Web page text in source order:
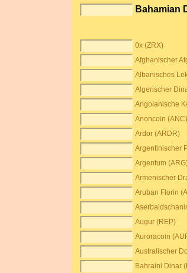
Bahamian
0x (ZRX)
Afghanischer
Albanisches
Algerischer
Angolanische
Anoncoin (ANC)
Ardor (ARDR)
Argentinischer
Argentum
Armenischer
Aruban Florin
Augur (REP)
Auroracoin
Australischer
Bahraini Dinar